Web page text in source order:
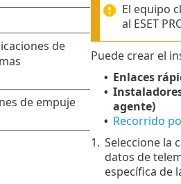
El equipo
al ESET
Puede crear el
• Enlaces
•
agente)
• Recorrido
1. Seleccione la
datos de
específica de